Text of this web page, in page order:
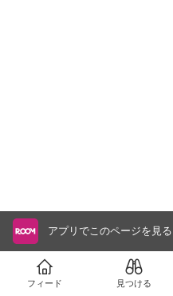
アプリでこのページを見る
フィード 見つける